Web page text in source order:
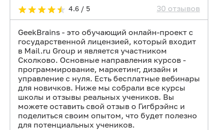
4.6 / 5 30 отзывов
GeekBrains - это обучающий онлайн-проект с
государственной лицензией, который входит
в Mail.ru Group и является участником
Сколково. Основные направления курсов -
программирование, маркетинг, дизайн и
управление с нуля. Есть бесплатные вебинары
для новичков. Ниже мы собрали все курсы
школы и отзывы реальных учеников. Вы
можете оставить свой отзыв о Гигбрэйнс и
поделиться своим опытом, что будет полезно
для потенциальных учеников.